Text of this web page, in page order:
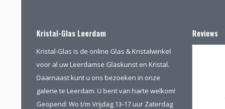
Kristal-Glas Leerdam
Kristal-Glas is de online Glas & Kristalwinkel
voor al uw Leerdamse Glaskunst en Kristal.
Daarnaast kunt u ons bezoeken in onze
galerie te Leerdam. U bent van harte welkom!
Geopend: Wo t/m Vrijdag 13-17 uur Zaterdag
Reviews